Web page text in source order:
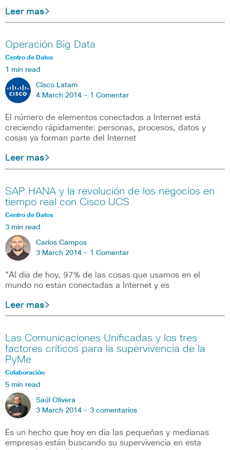
Leer mas
Operación Big Data
Centro de Datos
1 min read
Cisco Latam
4 March 2014 - 1 Comentar
El número de elementos conectados a Internet está
creciendo rápidamente: personas, procesos, datos y
cosas ya forman parte del Internet
Leer mas
SAP HANA y la revolución de los negocios en
tiempo real con Cisco UCS
Centro de Datos
3 min read
Carlos Campos
3 March 2014 - 1 Comentar
“Al día de hoy, 97% de las cosas que usamos en el
mundo no están conectadas a Internet y es
Leer mas
Las Comunicaciones Unificadas y los tres
factores críticos para la supervivencia de la
PyMe
Colaboración
5 min read
Saúl Olivera
3 March 2014 - 3 comentarios
Es un hecho que hoy en día las pequeñas y medianas
empresas están buscando su supervivencia en esta